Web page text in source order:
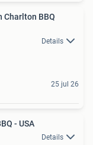
Charlton BBQ
Details
25 jul 26
- USA
Details